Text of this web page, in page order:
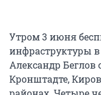
Утром 3 июня
инфраструктуры в
Александр
Кронштадте,